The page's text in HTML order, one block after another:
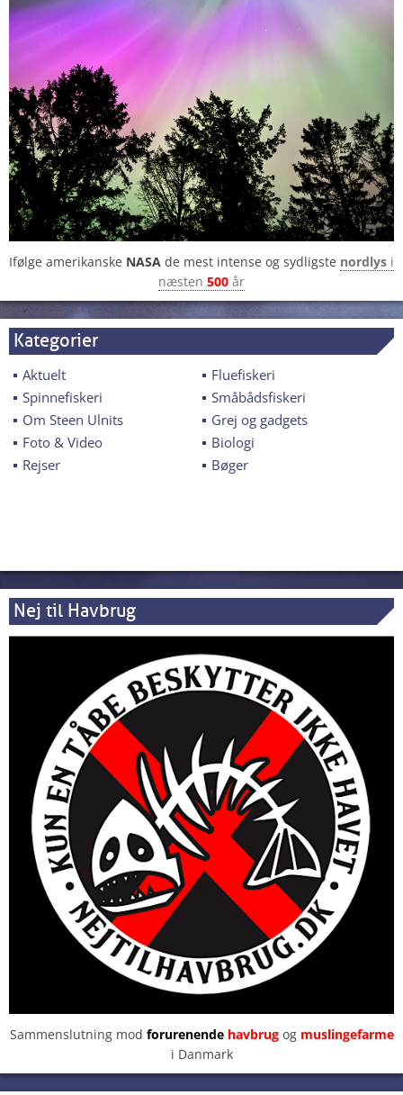
Ifølge amerikanske NASA de mest intense og sydligste nordlys i
næsten 500 år
Kategorier
Aktuelt
Fluefiskeri
Spinnefiskeri
Småbådsfiskeri
Om Steen Ulnits
Grej og gadgets
Foto & Video
Biologi
Rejser
Bøger
Nej til Havbrug
Sammenslutning mod forurenendehavbrugog muslingefarme
i Danmark